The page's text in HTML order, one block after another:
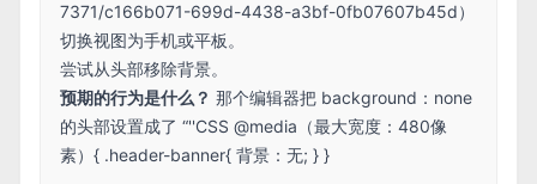
7371/c166b071-699d-4438-a3bf-0fb07607b45d）
切换视图为手机或平板。
尝试从头部移除背景。
预期的行为是什么？ 那个编辑器把 background：none
的头部设置成了 “''CSS @media（最大宽度：480像
素）{ .header-banner{ 背景：无; } }